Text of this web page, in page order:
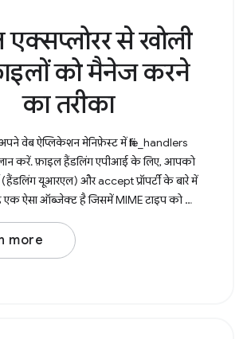
से खोली
को मैनेज करने
का तरीका
वेब ऐप्लिकेशन मेनिफ़ेस्ट में file_handlers
करें. फ़ाइल हैंडलिंग एपीआई के लिए, आपको
(हैंडलिंग यूआरएल) और accept प्रॉपर्टी के बारे में
एक ऐसा ऑब्जेक्ट है जिसमें MIME टाइप को की
के तौर
more